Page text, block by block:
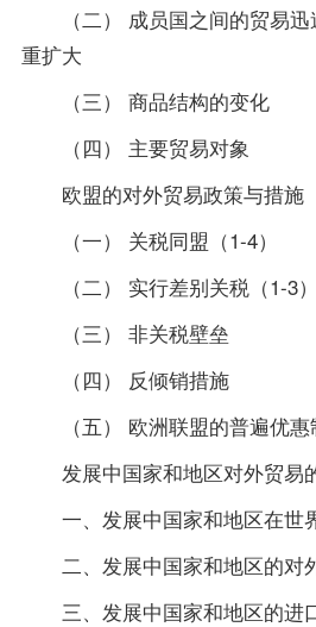
（二） 成员国之间的贸易迅
重扩大
（三） 商品结构的变化
（四） 主要贸易对象
欧盟的对外贸易政策与措施
（一） 关税同盟（1-4）
（二） 实行差别关税（1-3）
（三） 非关税壁垒
（四） 反倾销措施
（五） 欧洲联盟的普遍优惠
发展中国家和地区对外贸易
一、发展中国家和地区在世
二、发展中国家和地区的对
三、发展中国家和地区的进